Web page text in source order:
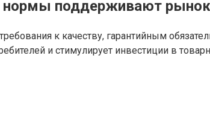
поддерживают рынок
к качеству, гарантийным
и стимулирует инвестиции в